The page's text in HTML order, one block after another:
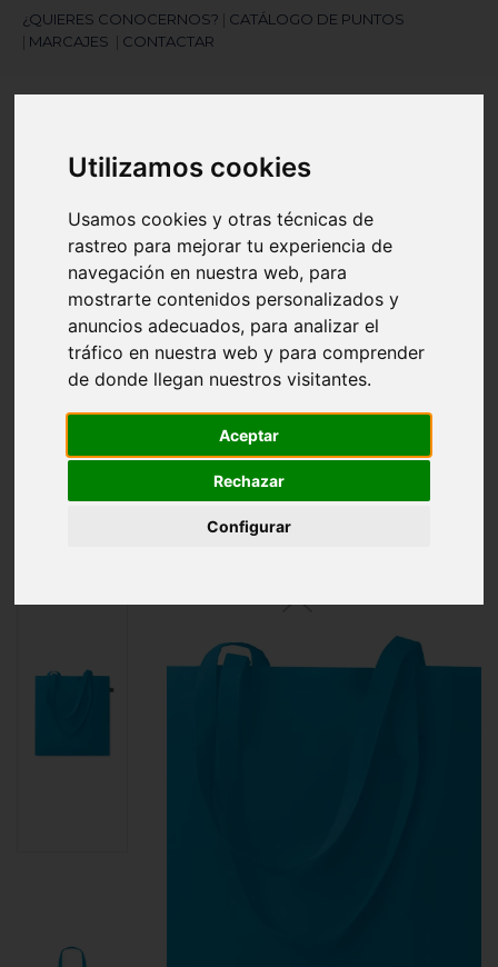
Utilizamos cookies
Usamos cookies y otras técnicas de
rastreo para mejorar tu experiencia de
navegación en nuestra web, para
mostrarte contenidos personalizados y
anuncios adecuados, para analizar el
tráfico en nuestra web y para comprender
de donde llegan nuestros visitantes.
Aceptar
Rechazar
Configurar
¿QUIERES CONOCERNOS? | CATÁLOGO DE PUNTOS
| MARCAJES | CONTACTAR
¿Necesitas ayuda?
945 121 003
Navegación
search
Inicio Bolsa comercio justo 140gr/m²